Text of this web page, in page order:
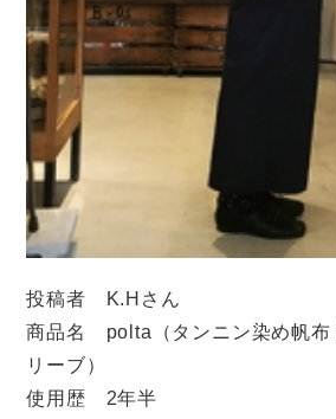
投稿者 K.Hさん
商品名 polta（タンニン染め帆
リーブ）
使用歴 2年半